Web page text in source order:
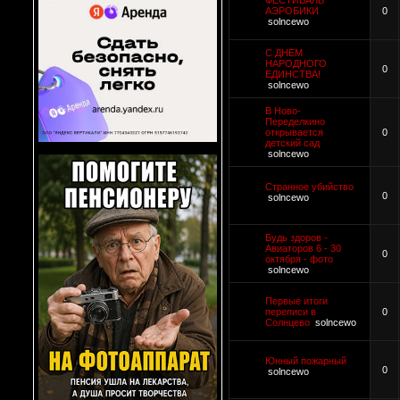
АЭРОБИКИ
solncewo
0
С ДНЕМ
НАРОДНОГО
ЕДИНСТВА!
solncewo
0
В Ново-
Переделкино
открывается
детский сад
solncewo
0
Странное убийство
solncewo
0
Будь здоров -
Авиаторов 6 - 30
октября - фото
solncewo
0
Первые итоги
переписи в
Солнцево solncewo
0
Юнный пожарный
solncewo
0